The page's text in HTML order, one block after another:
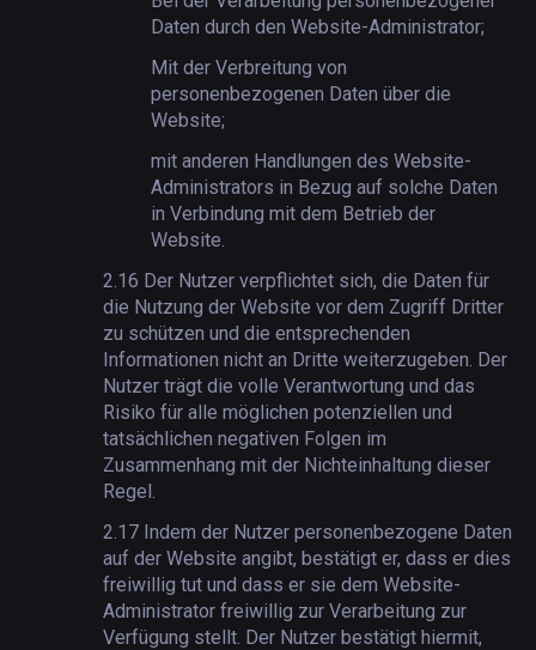
Daten durch den Website-Administrator;
Mit der Verbreitung von
personenbezogenen Daten über die
Website;
mit anderen Handlungen des Website-
Administrators in Bezug auf solche Daten
in Verbindung mit dem Betrieb der
Website.
2.16 Der Nutzer verpflichtet sich, die Daten für
die Nutzung der Website vor dem Zugriff Dritter
zu schützen und die entsprechenden
Informationen nicht an Dritte weiterzugeben. Der
Nutzer trägt die volle Verantwortung und das
Risiko für alle möglichen potenziellen und
tatsächlichen negativen Folgen im
Zusammenhang mit der Nichteinhaltung dieser
Regel.
2.17 Indem der Nutzer personenbezogene Daten
auf der Website angibt, bestätigt er, dass er dies
freiwillig tut und dass er sie dem Website-
Administrator freiwillig zur Verarbeitung zur
Verfügung stellt. Der Nutzer bestätigt hiermit,